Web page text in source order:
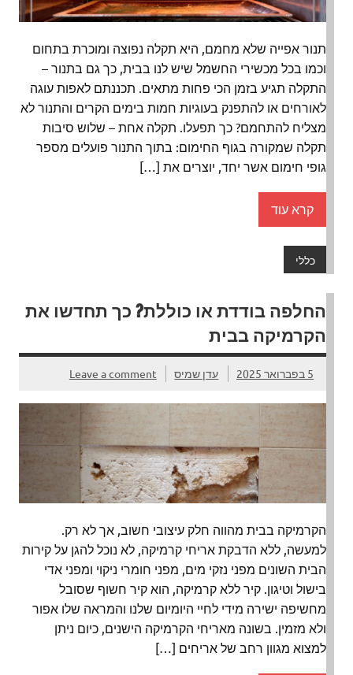
תנור אפייה שלא מחמם, היא תקלה נפוצה ומוכרת בתחום
וכמו בכל מכשירי החשמל שיש לנו בבית, כך גם בתנור –
התקלה תגיע בזמן הכי פחות מתאים. תכננתם לאפות עוגה
לאורחים או להתפנק בעוגיות חמות בימים הקרים והתנור לא
מצליח להתחמם? כך תפעלו. תקלה אחת – שלוש סיבות
תקלה שמקורה בגוף החימום: בתוך התנור פועלים מספר
גופי חימום אשר יחד, יוצרים את […]
קרא עוד
כללי
החלפה בודדת או כוללת? כך תחדשו את
הקרמיקה בבית
5 בפברואר 2025 עדן שמיס Leave a comment
הקרמיקה בבית מהווה חלק עיצובי חשוב, אך לא רק.
למעשה, ללא הדבקת אריחי קרמיקה, לא נוכל להגן על קירות
הבית השונים מפני נזקי מים, מפני חומרי ניקוי ומפני אדי
בישול וטיגון. קיר ללא קרמיקה, הוא קיר חשוף שסובל
מחשיפה ישירה מידי לחיי היומיום שלנו והמראה שלו אפור
ולא מזמין. בשונה מאריחי הקרמיקה הישנים, כיום ניתן
למצוא מגוון רחב של אריחים […]